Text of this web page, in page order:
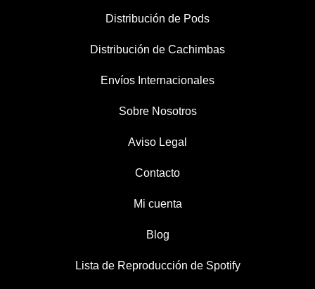
Distribución de Pods
Distribución de Cachimbas
Envíos Internacionales
Sobre Nosotros
Aviso Legal
Contacto
Mi cuenta
Blog
Lista de Reproducción de Spotify